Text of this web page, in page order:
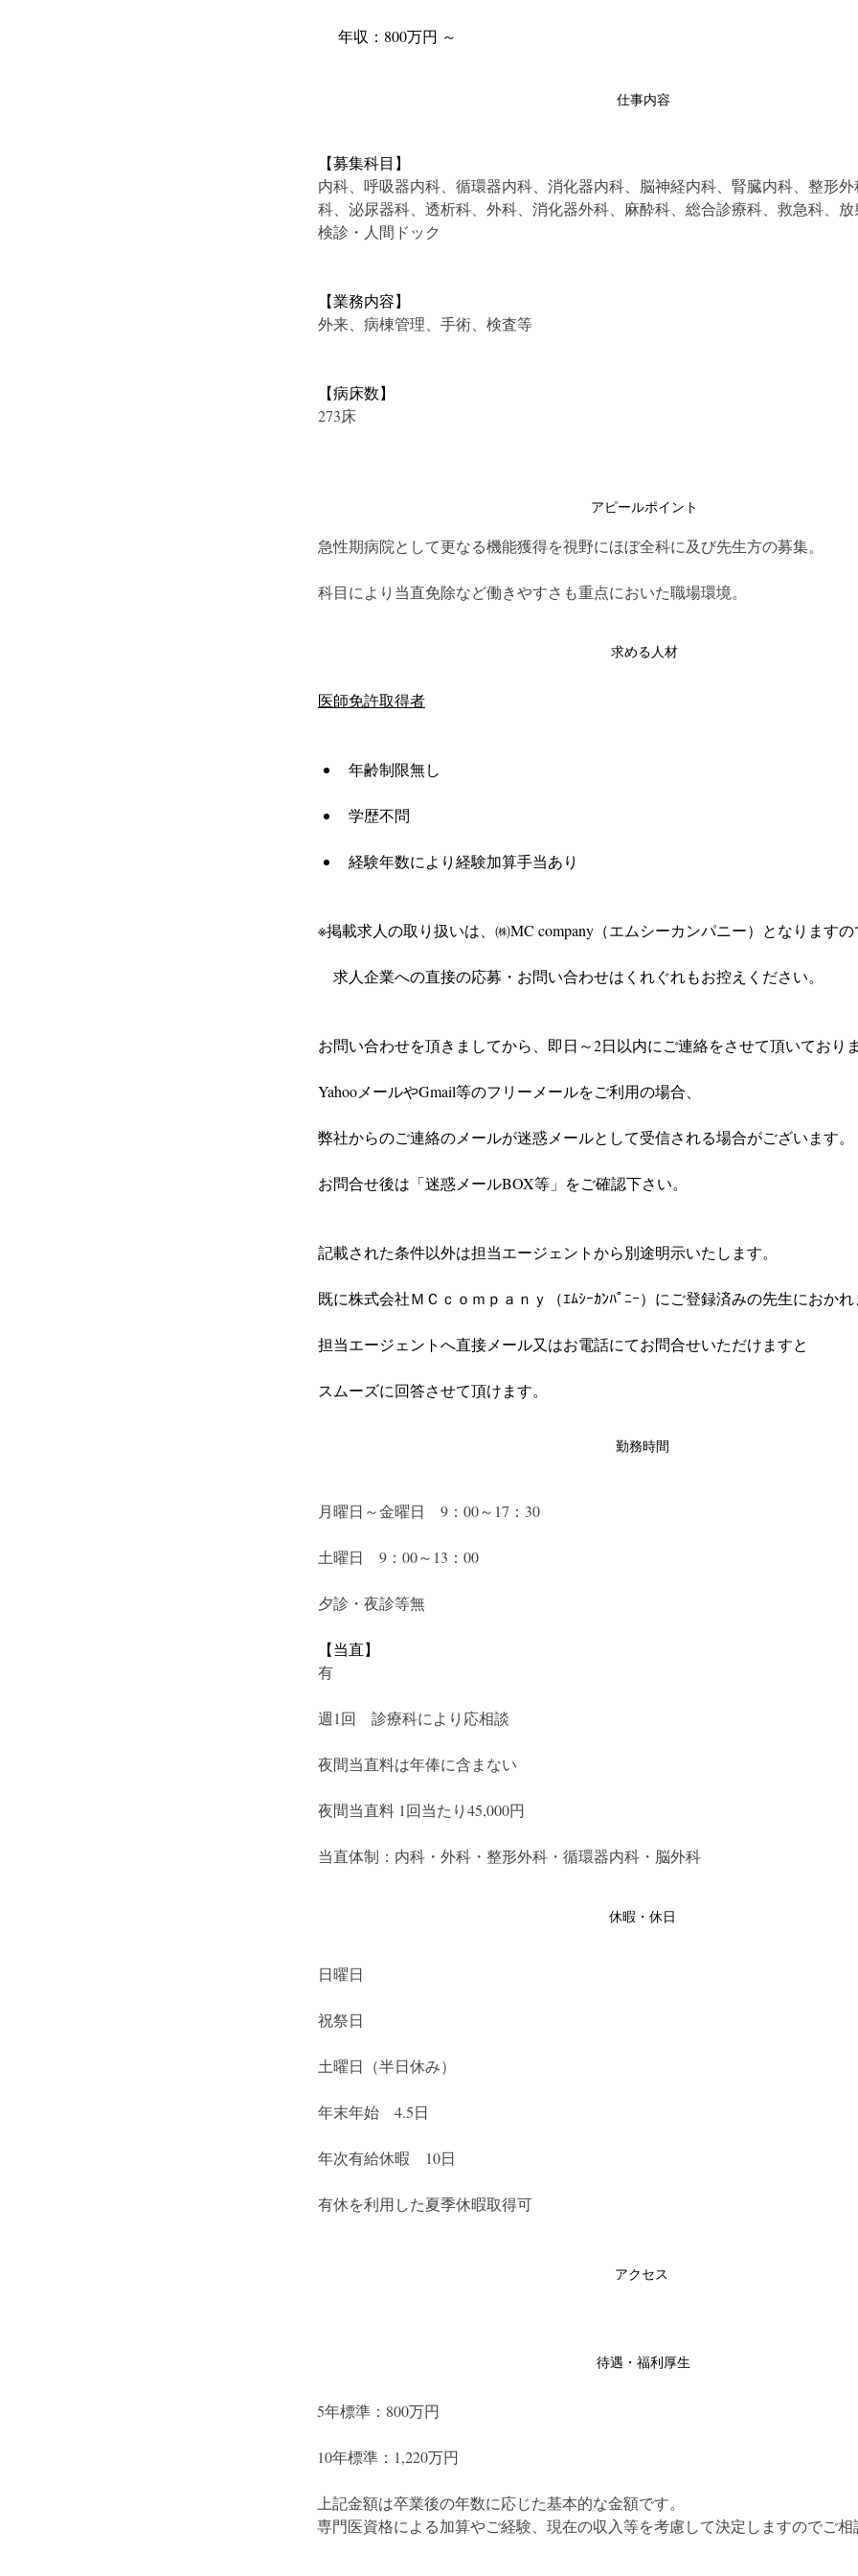
年収：800万円 ～
仕事内容
【募集科目】
内科、呼吸器内科、循環器内科、消化器内科、脳神経内科、腎臓内科、整形
科、泌尿器科、透析科、外科、消化器外科、麻酔科、総合診療科、救急科、放
検診・人間ドック
【業務内容】
外来、病棟管理、手術、検査等
【病床数】
273床
アピールポイント
急性期病院として更なる機能獲得を視野にほぼ全科に及び先生方の募集。
科目により当直免除など働きやすさも重点においた職場環境。
求める人材
医師免許取得者
年齢制限無し
学歴不問
経験年数により経験加算手当あり
※掲載求人の取り扱いは、㈱MC company（エムシーカンパニー）となりますの
求人企業への直接の応募・お問い合わせはくれぐれもお控えください。
お問い合わせを頂きましてから、即日～2日以内にご連絡をさせて頂いておりま
YahooメールやGmail等のフリーメールをご利用の場合、
弊社からのご連絡のメールが迷惑メールとして受信される場合がございます。
お問合せ後は「迷惑メールBOX等」をご確認下さい。
記載された条件以外は担当エージェントから別途明示いたします。
既に株式会社ＭＣｃｏｍｐａｎｙ（ｴﾑｼｰｶﾝﾊﾟﾆｰ）にご登録済みの先生におかれ
担当エージェントへ直接メール又はお電話にてお問合せいただけますと
スムーズに回答させて頂けます。
勤務時間
月曜日～金曜日　9：00～17：30
土曜日　9：00～13：00
夕診・夜診等無
【当直】
有
週1回　診療科により応相談
夜間当直料は年俸に含まない
夜間当直料 1回当たり45,000円
当直体制：内科・外科・整形外科・循環器内科・脳外科
休暇・休日
日曜日
祝祭日
土曜日（半日休み）
年末年始　4.5日
年次有給休暇　10日
有休を利用した夏季休暇取得可
アクセス
待遇・福利厚生
5年標準：800万円
10年標準：1,220万円
上記金額は卒業後の年数に応じた基本的な金額です。
専門医資格による加算やご経験、現在の収入等を考慮して決定しますのでご相